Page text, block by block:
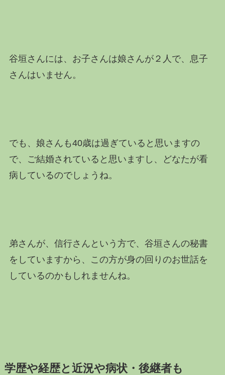
谷垣さんには、お子さんは娘さんが２人で、息子
さんはいません。
でも、娘さんも40歳は過ぎていると思いますの
で、ご結婚されていると思いますし、どなたが看
病しているのでしょうね。
弟さんが、信行さんという方で、谷垣さんの秘書
をしていますから、この方が身の回りのお世話を
しているのかもしれませんね。
学歴や経歴と近況や病状・後継者も